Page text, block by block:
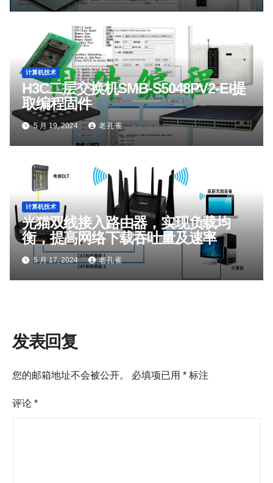
计算机技术
H3C二层交换机SMB-S5048PV2-EI提
取编程固件
5 月 19, 2024 老孔雀
计算机技术
光猫双线接入路由器，实现负载均
衡，提高网络下载吞吐量及速率
5 月 17, 2024 老孔雀
发表回复
您的邮箱地址不会被公开。 必填项已用 * 标注
评论 *